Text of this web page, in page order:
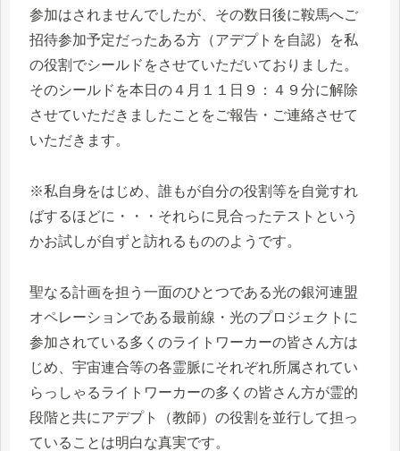
参加はされませんでしたが、その数日後に鞍馬へご
招待参加予定だったある方（アデプトを自認）を私
の役割でシールドをさせていただいておりました。
そのシールドを本日の４月１１日９：４９分に解除
させていただきましたことをご報告・ご連絡させて
いただきます。
※私自身をはじめ、誰もが自分の役割等を自覚すれ
ばするほどに・・・それらに見合ったテストという
かお試しが自ずと訪れるもののようです。
聖なる計画を担う一面のひとつである光の銀河連盟
オペレーションである最前線・光のプロジェクトに
参加されている多くのライトワーカーの皆さん方は
じめ、宇宙連合等の各霊脈にそれぞれ所属されてい
らっしゃるライトワーカーの多くの皆さん方が霊的
段階と共にアデプト（教師）の役割を並行して担っ
ていることは明白な真実です。